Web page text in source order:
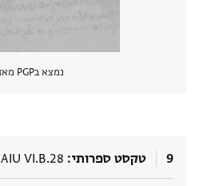
נמצא בPGP מאז
9 טקסט ספרותי AIU VI.B.28